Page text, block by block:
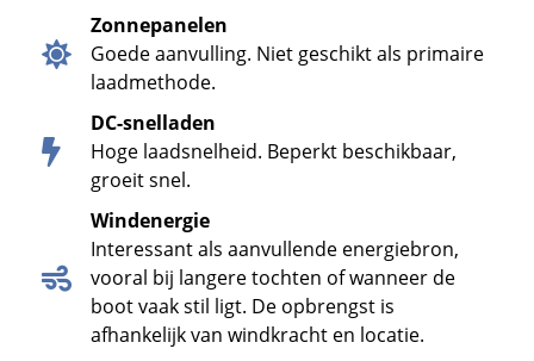
Zonnepanelen
Goede aanvulling. Niet geschikt als primaire
laadmethode.
DC-snelladen
Hoge laadsnelheid. Beperkt beschikbaar,
groeit snel.
Windenergie
Interessant als aanvullende energiebron,
vooral bij langere tochten of wanneer de
boot vaak stil ligt. De opbrengst is
afhankelijk van windkracht en locatie.